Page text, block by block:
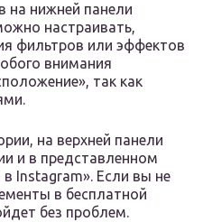
на нижней панели
настраивать,
фильтров или эффектов
внимания
так как
на верхней панели
и в представленном
Instagram». Если вы не
в бесплатной
без проблем.